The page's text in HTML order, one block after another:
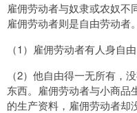
雇佣劳动者与奴隶或农奴不
雇佣劳动者则是自由劳动者
（1）雇佣劳动者有人身自
（2）他自由得一无所有，
东西。雇佣劳动者与小商品
的生产资料，雇佣劳动者却